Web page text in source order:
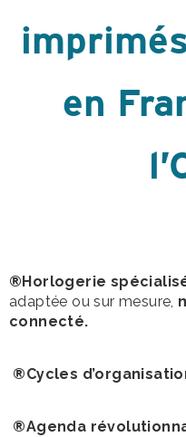
en
®Horlogerie
adaptée ou sur mesure,
connecté.
®Cycles
®Agenda